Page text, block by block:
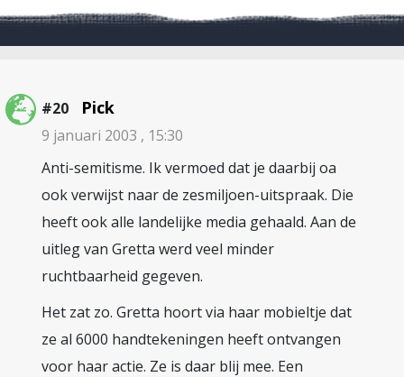
#20 Pick
9 januari 2003 , 15:30
Anti-semitisme. Ik vermoed dat je daarbij oa
ook verwijst naar de zesmiljoen-uitspraak. Die
heeft ook alle landelijke media gehaald. Aan de
uitleg van Gretta werd veel minder
ruchtbaarheid gegeven.
Het zat zo. Gretta hoort via haar mobieltje dat
ze al 6000 handtekeningen heeft ontvangen
voor haar actie. Ze is daar blij mee. Een